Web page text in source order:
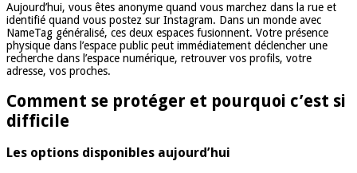
Aujourd’hui, vous êtes anonyme quand vous marchez dans la rue et
identifié quand vous postez sur Instagram. Dans un monde avec
NameTag généralisé, ces deux espaces fusionnent. Votre présence
physique dans l’espace public peut immédiatement déclencher une
recherche dans l’espace numérique, retrouver vos profils, votre
adresse, vos proches.
Comment se protéger et pourquoi c’est si
difficile
Les options disponibles aujourd’hui